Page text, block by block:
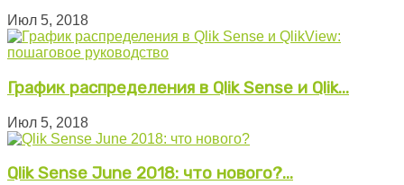
Июл 5, 2018
График распределения в Qlik Sense и Qlik...
Июл 5, 2018
Qlik Sense June 2018: что нового?...